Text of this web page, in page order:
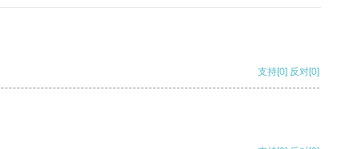
支持[0] 反对[0]